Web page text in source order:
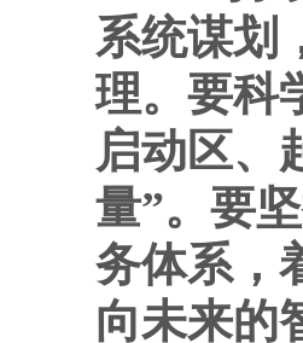
系统谋划
理。要科
启动区、
量”。要
务体系，
向未来的